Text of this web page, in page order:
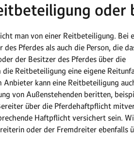
oder
man von einer Reitbeteiligung. Bei
Pferdes als auch die Person, die
der Besitzer des Pferdes über die
Reitbeteiligung eine eigene
kann eine Reitbeteiligung
von Außenstehenden beritten,
über die Pferdehaftpflicht
Haftpflicht versichert sein.
oder der Fremdreiter ebenfalls